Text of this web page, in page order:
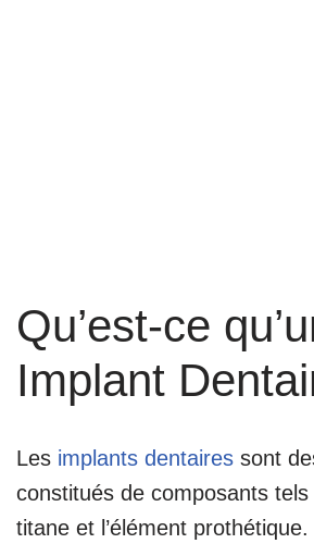
Qu’est-ce
Implant
Les implants dentaires sont
constitués de composants
titane et l’élément prothétique.